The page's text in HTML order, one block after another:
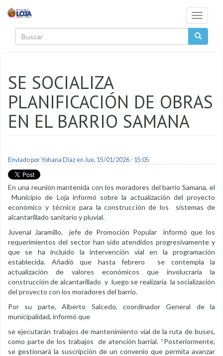
Toggle
SE SOCIALIZA
PLANIFICACIÓN DE OBRAS
EN EL BARRIO SAMANA
Enviado porYohana Diazen Jue, 15/01/2026 - 15:05
En una reunión mantenida con los moradores del barrio Samana, el
Municipio de Loja informó sobre la actualización del proyecto
económico y técnico para la construcción de los sistemas de
alcantarillado sanitario y pluvial.
Juvenal Jaramillo, jefe de Promoción Popular informó que los
requerimientos del sector han sido atendidos progresivamente y
que se ha incluido la intervención vial en la programación
establecida. Añadió que hasta febrero se contempla la
actualización de valores económicos que involucraría la
construcción de alcantarillado y luego se realizaría la socialización
del proyecto con los moradores del barrio.
Por su parte, Alberto Salcedo, coordinador General de la
municipalidad, informó que
se ejecutarán trabajos de mantenimiento vial de la ruta de buses,
como parte de los trabajos de atención barrial. “Posteriormente,
se gestionará la suscripción de un convenio que permita avanzar